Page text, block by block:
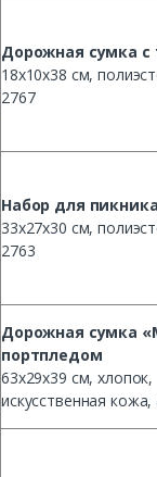
Дорожная сумка с
18х10х38 см,
2767
Набор для пикника
33х27х30 см,
2763
Дорожная сумка «
портпледом
63х29х39 см,хлопок,
искусственная кожа,